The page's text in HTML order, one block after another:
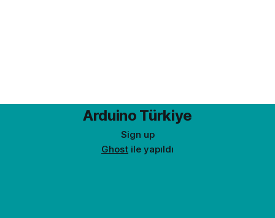
Arduino Türkiye
Sign up
Ghost ile yapıldı